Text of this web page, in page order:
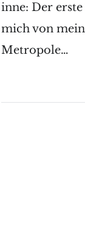
inne: Der
mich von
Metropole…